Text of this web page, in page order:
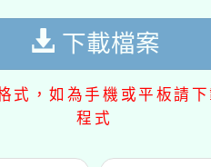
下載檔案
式，如為手機或平板請
程式